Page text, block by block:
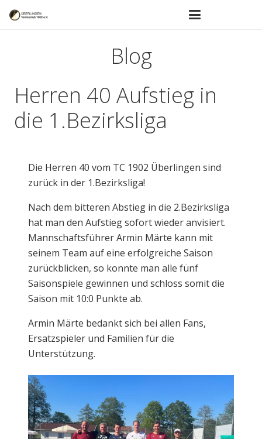
Blog
Herren 40 Aufstieg in
die 1.Bezirksliga
Die Herren 40 vom TC 1902 Überlingen sind
zurück in der 1.Bezirksliga!
Nach dem bitteren Abstieg in die 2.Bezirksliga
hat man den Aufstieg sofort wieder anvisiert.
Mannschaftsführer Armin Märte kann mit
seinem Team auf eine erfolgreiche Saison
zurückblicken, so konnte man alle fünf
Saisonspiele gewinnen und schloss somit die
Saison mit 10:0 Punkte ab.
Armin Märte bedankt sich bei allen Fans,
Ersatzspieler und Familien für die
Unterstützung.